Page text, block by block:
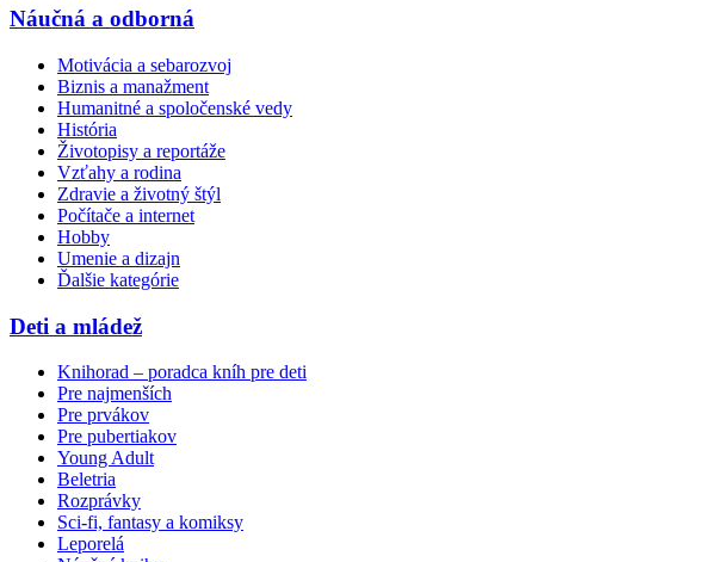
Náučná a odborná
Motivácia a sebarozvoj
Biznis a manažment
Humanitné a spoločenské vedy
História
Životopisy a reportáže
Vzťahy a rodina
Zdravie a životný štýl
Počítače a internet
Hobby
Umenie a dizajn
Ďalšie kategórie
Deti a mládež
Knihorad – poradca kníh pre deti
Pre najmenších
Pre prvákov
Pre pubertiakov
Young Adult
Beletria
Rozprávky
Sci-fi, fantasy a komiksy
Leporelá